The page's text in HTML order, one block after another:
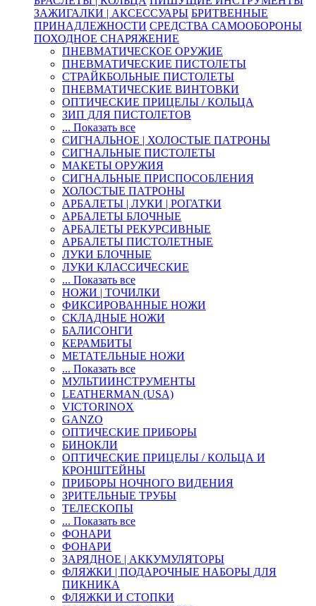
ЗАЖИГАЛКИ | АКСЕССУАРЫ БРИТВЕННЫЕ
ПРИНАДЛЕЖНОСТИ СРЕДСТВА САМООБОРОНЫ
ПОХОДНОЕ СНАРЯЖЕНИЕ
ПНЕВМАТИЧЕСКОЕ ОРУЖИЕ
ПНЕВМАТИЧЕСКИЕ ПИСТОЛЕТЫ
СТРАЙКБОЛЬНЫЕ ПИСТОЛЕТЫ
ПНЕВМАТИЧЕСКИЕ ВИНТОВКИ
ОПТИЧЕСКИЕ ПРИЦЕЛЫ / КОЛЬЦА
ЗИП ДЛЯ ПИСТОЛЕТОВ
... Показать все
СИГНАЛЬНОЕ | ХОЛОСТЫЕ ПАТРОНЫ
СИГНАЛЬНЫЕ ПИСТОЛЕТЫ
МАКЕТЫ ОРУЖИЯ
СИГНАЛЬНЫЕ ПРИСПОСОБЛЕНИЯ
ХОЛОСТЫЕ ПАТРОНЫ
АРБАЛЕТЫ | ЛУКИ | РОГАТКИ
АРБАЛЕТЫ БЛОЧНЫЕ
АРБАЛЕТЫ РЕКУРСИВНЫЕ
АРБАЛЕТЫ ПИСТОЛЕТНЫЕ
ЛУКИ БЛОЧНЫЕ
ЛУКИ КЛАССИЧЕСКИЕ
... Показать все
НОЖИ | ТОЧИЛКИ
ФИКСИРОВАННЫЕ НОЖИ
СКЛАДНЫЕ НОЖИ
БАЛИСОНГИ
КЕРАМБИТЫ
МЕТАТЕЛЬНЫЕ НОЖИ
... Показать все
МУЛЬТИИНСТРУМЕНТЫ
LEATHERMAN (USA)
VICTORINOX
GANZO
ОПТИЧЕСКИЕ ПРИБОРЫ
БИНОКЛИ
ОПТИЧЕСКИЕ ПРИЦЕЛЫ / КОЛЬЦА И
КРОНШТЕЙНЫ
ПРИБОРЫ НОЧНОГО ВИДЕНИЯ
ЗРИТЕЛЬНЫЕ ТРУБЫ
ТЕЛЕСКОПЫ
... Показать все
ФОНАРИ
ФОНАРИ
ЗАРЯДНОЕ | АККУМУЛЯТОРЫ
ФЛЯЖКИ | ПОДАРОЧНЫЕ НАБОРЫ ДЛЯ
ПИКНИКА
ФЛЯЖКИ И СТОПКИ